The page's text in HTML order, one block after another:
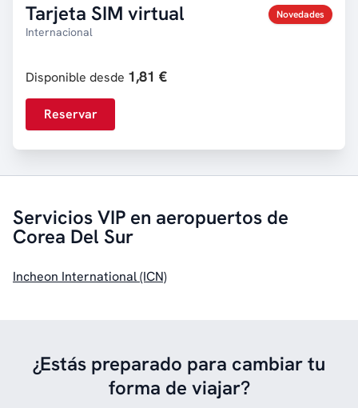
Tarjeta SIM virtual
Internacional
Novedades
Disponible desde 1,81 €
Reservar
Servicios VIP en aeropuertos de
Corea Del Sur
Incheon International (ICN)
¿Estás preparado para cambiar tu
forma de viajar?